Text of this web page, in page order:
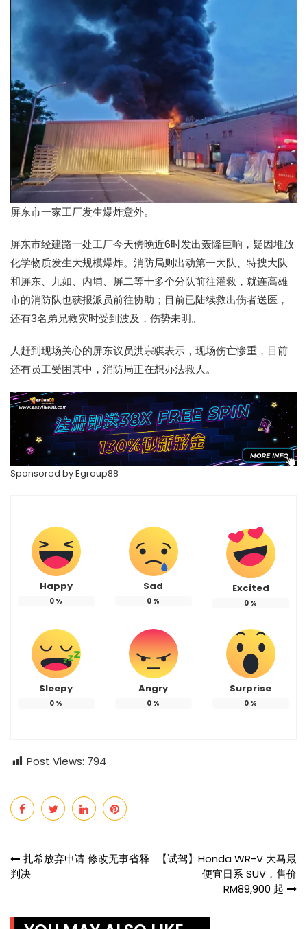
屏东市一家工厂发生爆炸意外。
屏东市经建路一处工厂今天傍晚近6时发出轰隆巨响，疑因堆放
化学物质发生大规模爆炸。消防局则出动第一大队、特搜大队
和屏东、九如、内埔、屏二等十多个分队前往灌救，就连高雄
市的消防队也获报派员前往协助；目前已陆续救出伤者送医，
还有3名弟兄救灾时受到波及，伤势未明。
人赶到现场关心的屏东议员洪宗骐表示，现场伤亡惨重，目前
还有员工受困其中，消防局正在想办法救人。
Sponsored byEgroup88
Happy
0 %
Sad
0 %
Excited
0 %
Sleepy
0 %
Angry
0 %
Surprise
0 %
Post Views: 794
Post
扎希放弃申请 修改无事省释
判决
【试驾】Honda WR-V 大马最
便宜日系 SUV，售价
RM89,900 起